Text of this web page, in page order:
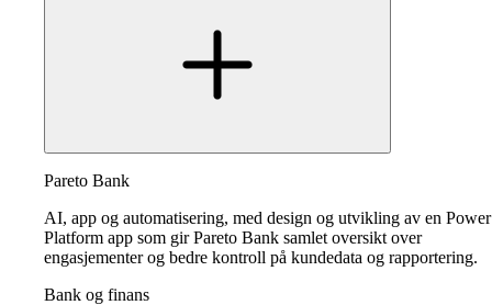
Pareto Bank
AI, app og automatisering, med design og utvikling av en Power
Platform app som gir Pareto Bank samlet oversikt over
engasjementer og bedre kontroll på kundedata og rapportering.
Bank og finans